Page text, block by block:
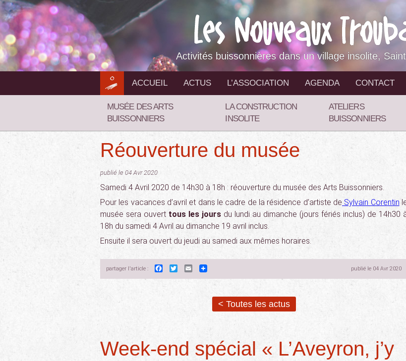
Aller
au
contenu
Activités buissonnières dans un village insolite,
ACCUEIL ACTUS L’ASSOCIATION AGENDA CONTACT
MUSÉE DES ARTS
BUISSONNIERS
LA CONSTRUCTION
INSOLITE
ATELIERS
BUISSONNIERS
Réouverture du musée
publié le 04 Avr 2020
Samedi 4 Avril 2020 de 14h30 à 18h : réouverture du musée des Arts Buissonniers.
Pour les vacances d’avril et dans le cadre de la résidence d’artiste de Sylvain Corentin
musée sera ouvert tous les jours du lundi au dimanche (jours fériés inclus) de 14h30
18h du samedi 4 Avril au dimanche 19 avril inclus.
Ensuite il sera ouvert du jeudi au samedi aux mêmes horaires.
partager l'article : Facebook
TwitterEmail publié le 04 Avr 2020
< Toutes les actus
Week-end spécial « L’Aveyron, j’y